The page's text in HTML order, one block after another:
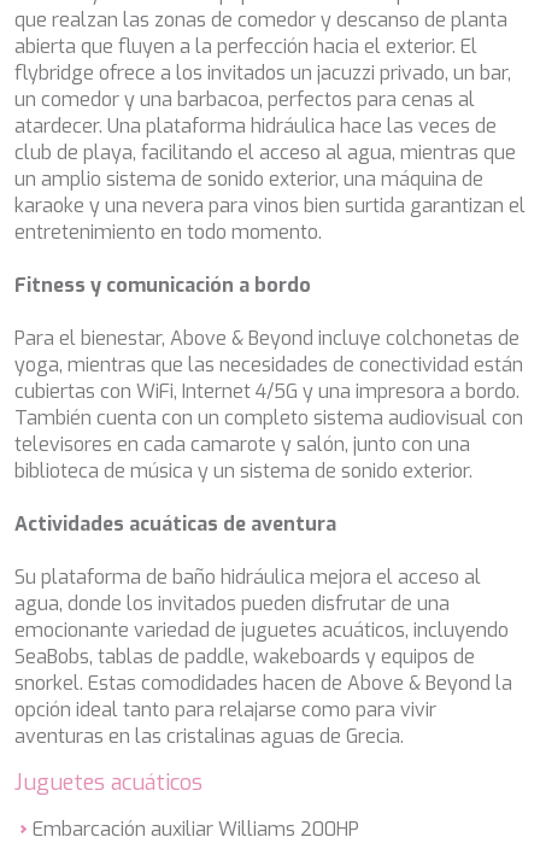
que realzan las zonas de comedor y descanso de planta
abierta que fluyen a la perfección hacia el exterior. El
flybridge ofrece a los invitados un jacuzzi privado, un bar,
un comedor y una barbacoa, perfectos para cenas al
atardecer. Una plataforma hidráulica hace las veces de
club de playa, facilitando el acceso al agua, mientras que
un amplio sistema de sonido exterior, una máquina de
karaoke y una nevera para vinos bien surtida garantizan el
entretenimiento en todo momento.
Fitness y comunicación a bordo
Para el bienestar, Above & Beyond incluye colchonetas de
yoga, mientras que las necesidades de conectividad están
cubiertas con WiFi, Internet 4/5G y una impresora a bordo.
También cuenta con un completo sistema audiovisual con
televisores en cada camarote y salón, junto con una
biblioteca de música y un sistema de sonido exterior.
Actividades acuáticas de aventura
Su plataforma de baño hidráulica mejora el acceso al
agua, donde los invitados pueden disfrutar de una
emocionante variedad de juguetes acuáticos, incluyendo
SeaBobs, tablas de paddle, wakeboards y equipos de
snorkel. Estas comodidades hacen de Above & Beyond la
opción ideal tanto para relajarse como para vivir
aventuras en las cristalinas aguas de Grecia.
Juguetes acuáticos
Embarcación auxiliar Williams 200HP
CAPRI I
CARMEN
CAROM
CARPE DIEM
CATCH ME
CHAKRA
CHAMPAGNE HIPPY
CHARADE
CHRISTINA O
CLASE AZUL
CLOUD ATLAS
CLOUD IX
CLOUDBREAK
CONSTANTER
CORE
CORNELIA
CORSARIO
D5
DAIMA
DALMATINO
DAMARI
DANIDA
DANZAS
DARLIN
DAY OFF
DB9
DE LISLE III
DE ZEUS
DELTA ONE
DESAMIS B
DHAMMA II
DIVINE
Estas cookies son utilizadas para almacenar información
sobre las preferencias y elecciones personales del usuario
a través de la observación continuada de sus hábitos de
navegación. Gracias a ellas, podemos conocer los hábitos
de navegación en el sitio web y mostrar publicidad
relacionada con el perfil de navegación del usuario.